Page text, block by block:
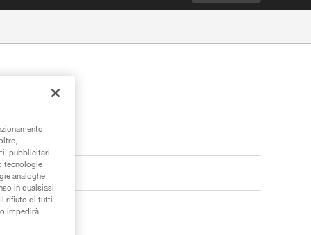
pubblicitari
tecnologie
analoghe
in qualsiasi
rifiuto di tutti
impedirà